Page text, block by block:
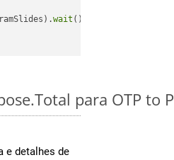
wait ();
para OTP to
e detalhes de